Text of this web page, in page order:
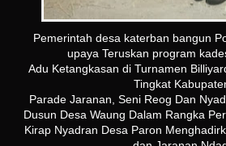
Pemerintah desa katerban bangun
upaya Teruskan program
Adu Ketangkasan di Turnamen
Tingkat
Parade Jaranan, Seni Reog Dan
Dusun Desa Waung Dalam Rangka
Kirap Nyadran Desa Paron